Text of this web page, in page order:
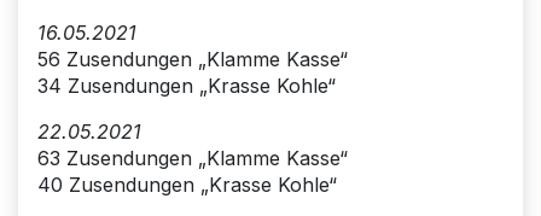
16.05.2021
56 Zusendungen „Klamme Kasse“
34 Zusendungen „Krasse Kohle“
22.05.2021
63 Zusendungen „Klamme Kasse“
40 Zusendungen „Krasse Kohle“